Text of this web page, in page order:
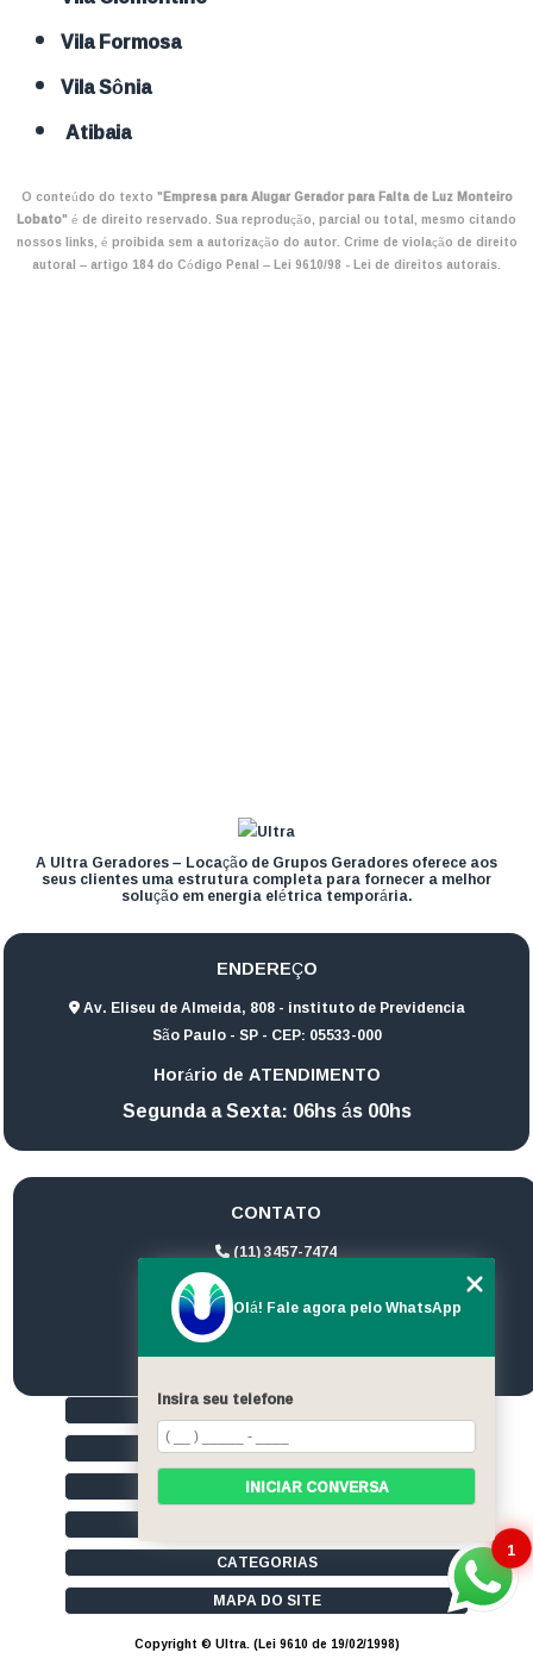
Vila Formosa
Vila Sônia
Atibaia
O conteúdo do texto "Empresa para Alugar Gerador para Falta de Luz Monteiro
Lobato" é de direito reservado. Sua reprodução, parcial ou total, mesmo citando
nossos links, é proibida sem a autorização do autor. Crime de violação de direito
autoral – artigo 184 do Código Penal –Lei 9610/98 - Lei de direitos autorais.
A Ultra Geradores – Locação de Grupos Geradores oferece aos
seus clientes uma estrutura completa para fornecer a melhor
solução em energia elétrica temporária.
ENDEREÇO
Av. Eliseu de Almeida, 808 - instituto de Previdencia
São Paulo - SP - CEP: 05533-000
Horário de ATENDIMENTO
Segunda a Sexta: 06hs ás 00hs
CONTATO
(11) 3457-7474
(11) 94172-1974
contato@ultrageradores.com
HOME
QUEM SOMOS
SERVIÇOS
CATEGORIAS
MAPA DO SITE
Copyright © Ultra. (Lei 9610 de 19/02/1998)
1
Olá! Fale agora pelo WhatsApp
Insira seu telefone
INICIAR CONVERSA